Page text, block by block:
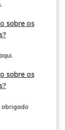
sobre os
sobre os
obrigado